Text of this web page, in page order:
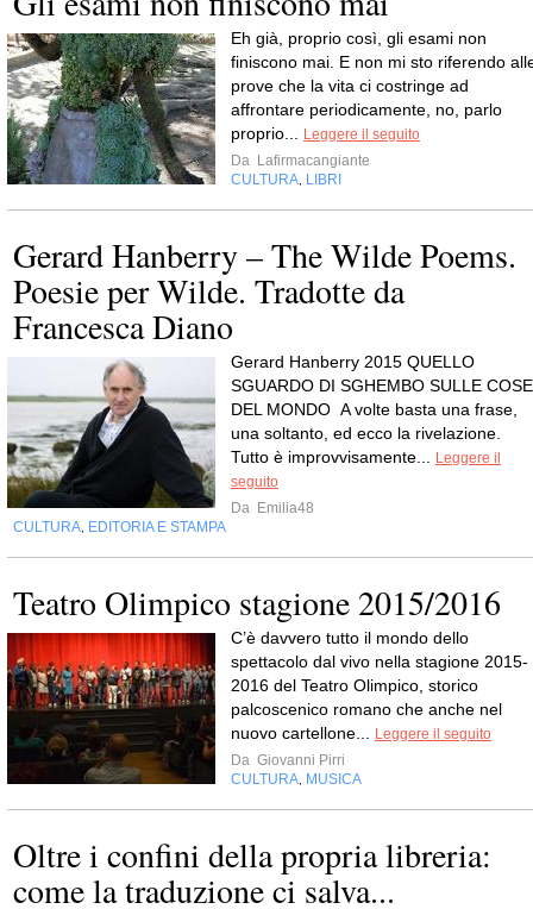
Eh già, proprio così, gli esami non
finiscono mai. E non mi sto riferendo
prove che la vita ci costringe ad
affrontare periodicamente, no, parlo
proprio...
Leggere il seguito
Da Lafirmacangiante
CULTURA LIBRI
Gerard Hanberry – The Wilde Poems.
Poesie per Wilde. Tradotte da
Francesca Diano
Gerard Hanberry 2015 QUELLO
SGUARDO DI SGHEMBO SULLE COSE
DEL MONDO A volte basta una frase,
una soltanto, ed ecco la rivelazione.
Tutto è improvvisamente...
Leggere il
seguito
Da Emilia48
CULTURA EDITORIA E STAMPA
Teatro Olimpico stagione 2015/2016
C’è davvero tutto il mondo dello
spettacolo dal vivo nella stagione 2015-
2016 del Teatro Olimpico, storico
palcoscenico romano che anche nel
nuovo cartellone...
Leggere il seguito
Da Giovanni Pirri
CULTURA MUSICA
Oltre i confini della propria libreria:
come la traduzione ci salva...